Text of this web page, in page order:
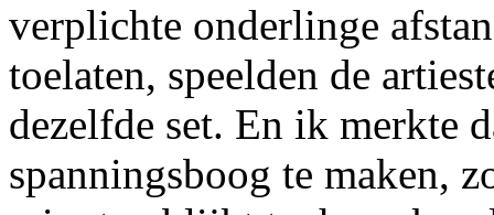
verplichte onderlinge
toelaten, speelden de
dezelfde set. En ik merkte
spanningsboog te maken,